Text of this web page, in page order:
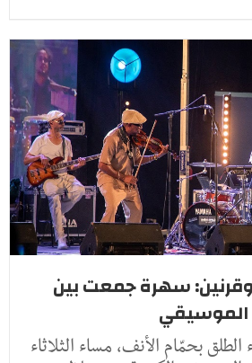
سهرة جمعت بين
الموسيقي
بحمّام الأنف، مساء الثلاثاء